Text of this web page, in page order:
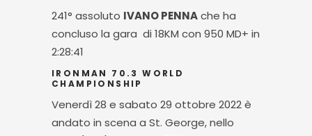
241° assoluto IVANO PENNAche ha
concluso la gara di 18KM con 950 MD+ in
2:28:41
IRONMAN 70.3 WORLD
CHAMPIONSHIP
Venerdì 28 e sabato 29 ottobre 2022 è
andato in scena a St. George, nello